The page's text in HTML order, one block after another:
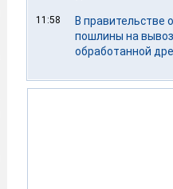
11:58
В правительстве
пошлины на вывоз
обработанной